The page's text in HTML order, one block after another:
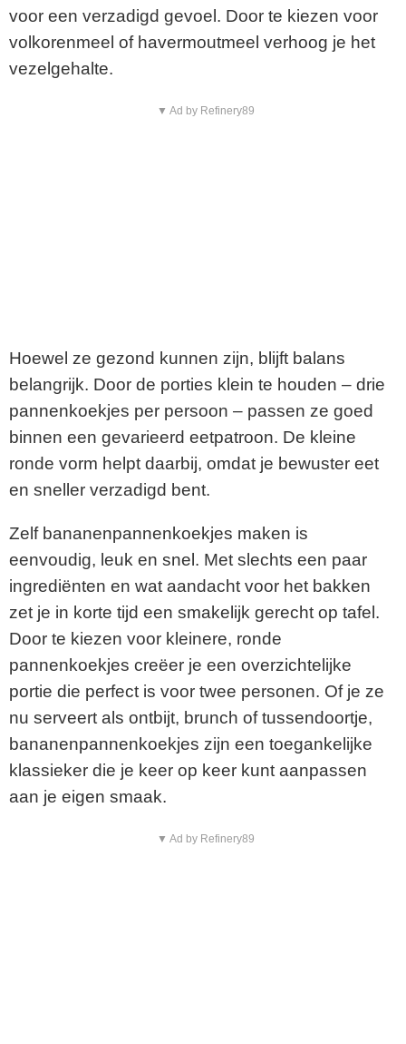
voor een verzadigd gevoel. Door te kiezen voor
volkorenmeel of havermoutmeel verhoog je het
vezelgehalte.
▼ Ad by Refinery89
Hoewel ze gezond kunnen zijn, blijft balans
belangrijk. Door de porties klein te houden – drie
pannenkoekjes per persoon – passen ze goed
binnen een gevarieerd eetpatroon. De kleine
ronde vorm helpt daarbij, omdat je bewuster eet
en sneller verzadigd bent.
Zelf bananenpannenkoekjes maken is
eenvoudig, leuk en snel. Met slechts een paar
ingrediënten en wat aandacht voor het bakken
zet je in korte tijd een smakelijk gerecht op tafel.
Door te kiezen voor kleinere, ronde
pannenkoekjes creëer je een overzichtelijke
portie die perfect is voor twee personen. Of je ze
nu serveert als ontbijt, brunch of tussendoortje,
bananenpannenkoekjes zijn een toegankelijke
klassieker die je keer op keer kunt aanpassen
aan je eigen smaak.
▼ Ad by Refinery89